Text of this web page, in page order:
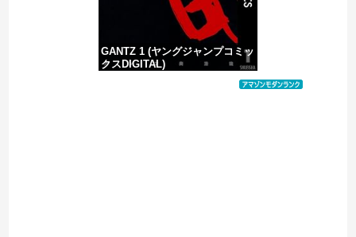
GANTZ 1 (ヤングジャンプコミッ
クスDIGITAL)
価格：¥100